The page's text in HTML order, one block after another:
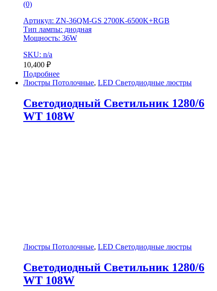
(0)
Артикул: ZN-36QM-GS 2700K-6500K+RGB
Тип лампы: диодная
Мощность: 36W
SKU: n/a
10,400 ₽
Подробнее
Люстры Потолочные, LED Светодиодные люстры
Светодиодный Светильник 1280/6
WT 108W
Люстры Потолочные, LED Светодиодные люстры
Светодиодный Светильник 1280/6
WT 108W